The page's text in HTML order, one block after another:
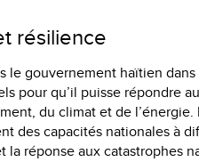
résilience
le gouvernement haïtien
pour qu’il puisse répondre
du climat et de
des capacités nationales à
la réponse aux catastrophes